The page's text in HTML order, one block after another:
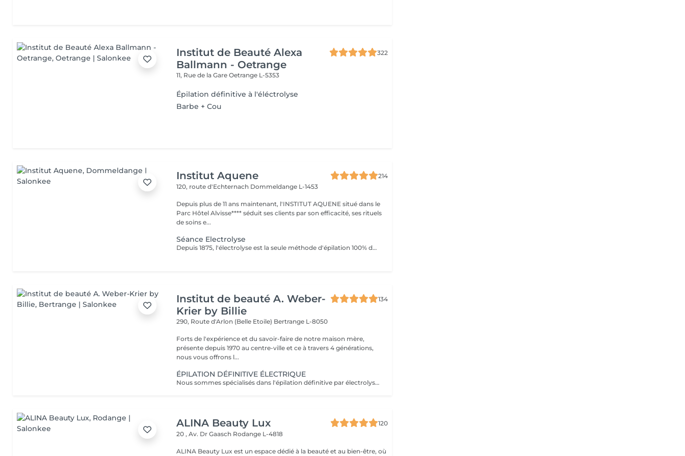
Institut de Beauté Alexa
Ballmann - Oetrange
322
11, Rue de la GareOetrange L-5353
Épilation définitive à l'éléctrolyse
Barbe + Cou
Institut Aquene
214
120, route d'Echternach Dommeldange L-1453
Depuis plus de 11 ans maintenant, l'INSTITUT AQUENE situé dans le
Parc Hôtel Alvisse**** séduit ses clients par son efficacité, ses rituels
de soins e...
Séance Electrolyse
Depuis 1875, l'électrolyse est la seule méthode d'épilation 100% définitive reconnue par les agences de réglementation gouvernementales. Toutes les couleurs de peau et de poil ainsi que toutes les régions peuvent être traitées efficacement et sans aucun compromis. Apilus offre une technologie avancée qui a fait ses preuves en épilation. Déjà utilisés par des milliers de centres à travers le monde entier, les appareils d'électrolyse Apilus offrent des traitements plus efficaces, plus confortables, et des résultats complètement définitifs beaucoup plus rapidement que tout autre système d'épilation. N'hésitez pas à nous contacter pour de plus amples informations.
Institut de beauté A. Weber-
Krier by Billie
134
290, Route d'Arlon (Belle Etoile) Bertrange L-8050
Forts de l'expérience et du savoir-faire de notre maison mère,
présente depuis 1970 au centre-ville et ce à travers 4 générations,
nous vous offrons l...
ÉPILATION DÉFINITIVE ÉLECTRIQUE
Nous sommes spécialisés dans l'épilation définitive par électrolyse depuis 1970. Cette méthode d'épilation définitive est incontestée. L'électrolyse permet l'élimination définitive des cellules responsables de la pousse des poils en insérant un filament dans le follicule pileux et en appliquant un courant à grande vitesse adapté au poil et à la région cible. Toutes les couleurs de peau et de cheveux et toutes les régions peuvent être traitées efficacement et sans compromis.
ALINA Beauty Lux
120
20 , Av. Dr Gaasch Rodange L-4818
ALINA Beauty Lux est un espace dédié à la beauté et au bien-être, où